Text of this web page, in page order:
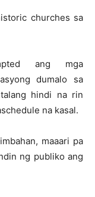
churches sa
ang mga
dumalo sa
hindi na rin
na kasal.
maaari pa
ng publiko ang